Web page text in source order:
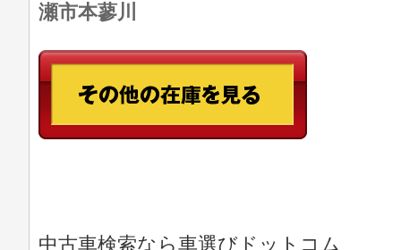
瀬市本蓼川
中古車検索なら車選びドットコム